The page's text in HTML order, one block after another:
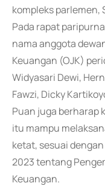
kompleks parlemen,
Pada rapat
nama anggota
Keuangan (OJK)
Widyasari Dewi,
Fawzi, Dicky
Puan juga berharap
itu mampu
ketat, sesuai
2023 tentang
Keuangan.